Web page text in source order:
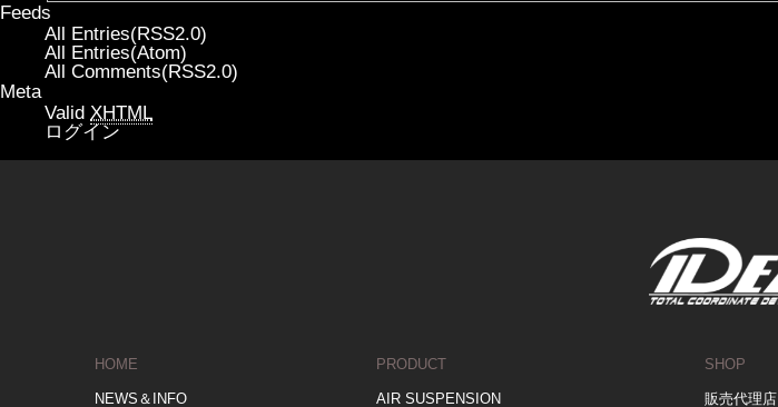
Feeds
All Entries(RSS2.0)
All Entries(Atom)
All Comments(RSS2.0)
Meta
Valid XHTML
ログイン
HOME
NEWS＆INFO
PRODUCT
AIR SUSPENSION
SHOP
販売代理店